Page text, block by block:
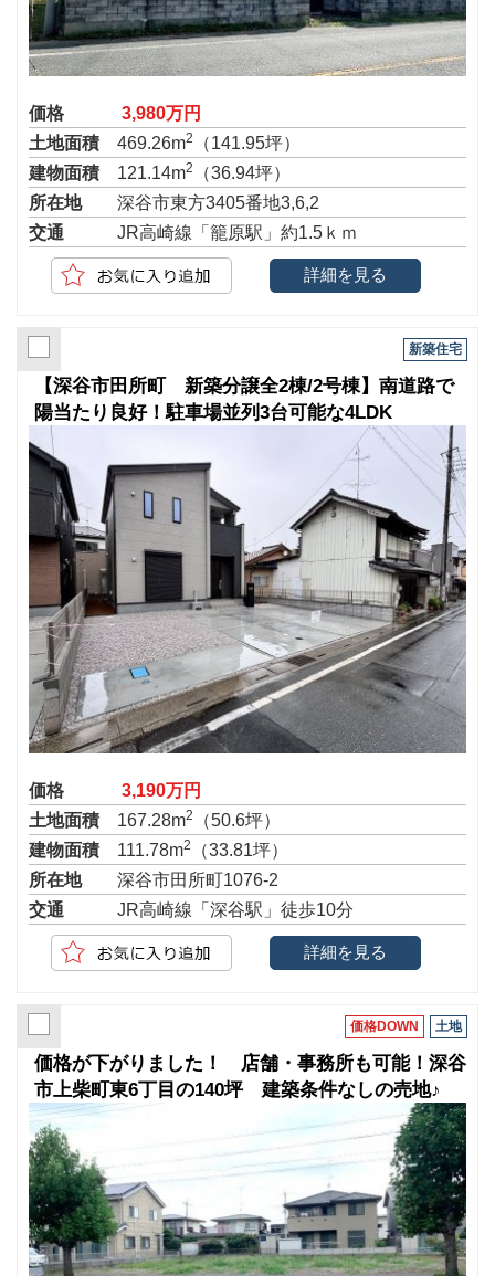
価格
3,980万円
土地面積
469.26m2
（141.95坪）
建物面積
121.14m2
（36.94坪）
所在地
深谷市東方3405番地3,6,2
交通
JR高崎線「籠原駅」約1.5ｋｍ
詳細を見る
新築住宅
【深谷市田所町 新築分譲全2棟/2号棟】南道路で
陽当たり良好！駐車場並列3台可能な4LDK
価格
3,190万円
土地面積
167.28m2
（50.6坪）
建物面積
111.78m2
（33.81坪）
所在地
深谷市田所町1076-2
交通
JR高崎線「深谷駅」徒歩10分
詳細を見る
価格DOWN 土地
価格が下がりました！ 店舗・事務所も可能！深谷
市上柴町東6丁目の140坪 建築条件なしの売地♪